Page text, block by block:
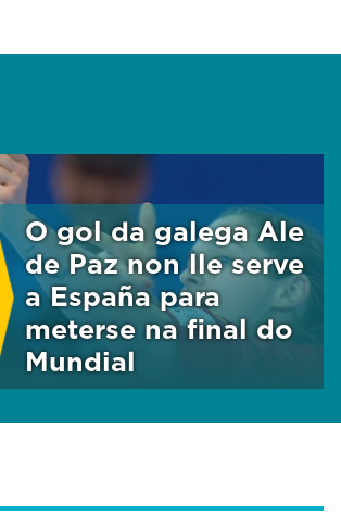
O gol da galega Ale
de Paz non lle serve
a España para
meterse na final do
Mundial